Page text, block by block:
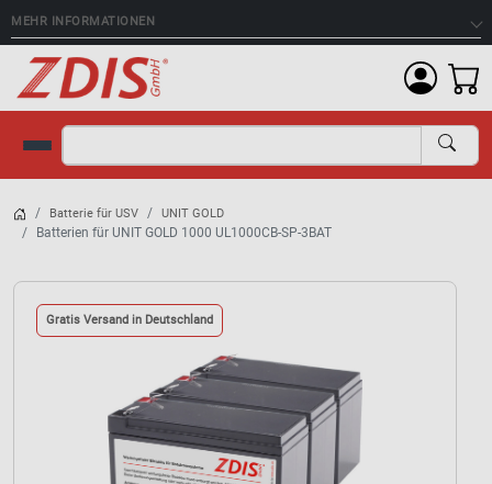
MEHR INFORMATIONEN
Suche
Batterie für USV UNIT GOLD
Batterien für UNIT GOLD 1000 UL1000CB-SP-3BAT
Gratis Versand in Deutschland